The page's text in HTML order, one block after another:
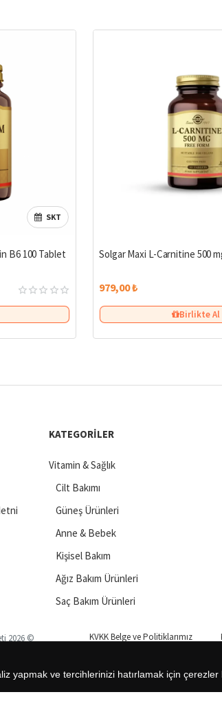
SKT
B6 100 Tablet Solgar Maxi L-Carnitine 500
979,00 ₺
Birlikte Al
KATEGORILER
Vitamin & Sağlık
Cilt Bakımı
Güneş Ürünleri
Anne & Bebek
Kişisel Bakım
Ağız Bakım Ürünleri
Saç Bakım Ürünleri
2026 © KVKK Belge ve Politiklarımız
yapmak ve tercihlerinizi hatırlamak için çerezler